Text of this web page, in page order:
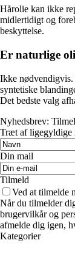
Hårolie kan ikke
midlertidigt og
beskyttelse.
Er naturlige
Ikke
syntetiske
Det bedste valg
Nyhedsbrev:
Træt af ligegyldige
Din mail
Tilmeld
Ved at tilmelde
Når du tilmelder
brugervilkår og
afmelde dig igen,
Kategorier